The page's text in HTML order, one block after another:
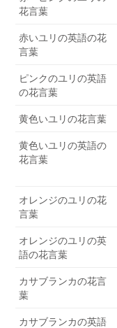
花言葉
赤いユリの英語の花
言葉
ピンクのユリの英語
の花言葉
黄色いユリの花言葉
黄色いユリの英語の
花言葉
オレンジのユリの花
言葉
オレンジのユリの英
語の花言葉
カサブランカの花言
葉
カサブランカの英語